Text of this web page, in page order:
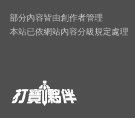
部分內容皆由創作者管理
本站已依網站內容分級規定處理